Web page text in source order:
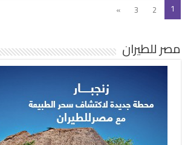
1
2
3
»
مصر للطيران